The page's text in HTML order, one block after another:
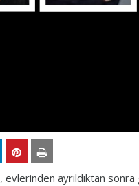
evlerinden ayrıldıktan